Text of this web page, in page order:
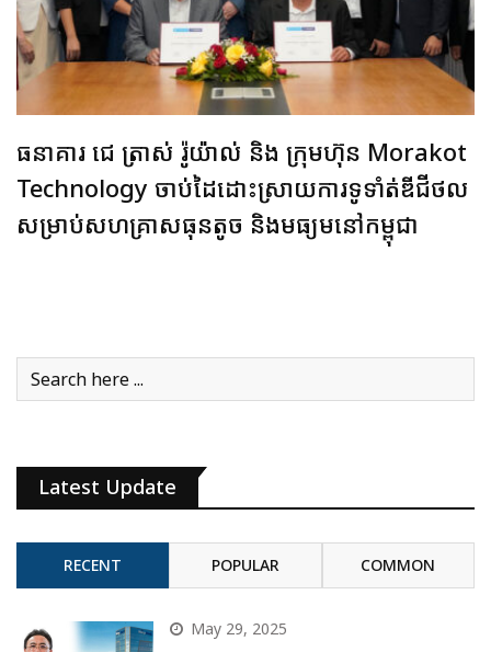
ធនាគារ ជេ ត្រាស់ រ៉ូយ៉ាល់ និង ក្រុមហ៊ុន Morakot
Technology ចាប់ដៃដោះស្រាយការទូទាំត់ឌីជីថល
សម្រាប់សហគ្រាសធុនតូច និងមធ្យមនៅកម្ពុជា
Latest Update
RECENT POPULAR COMMON
May 29, 2025